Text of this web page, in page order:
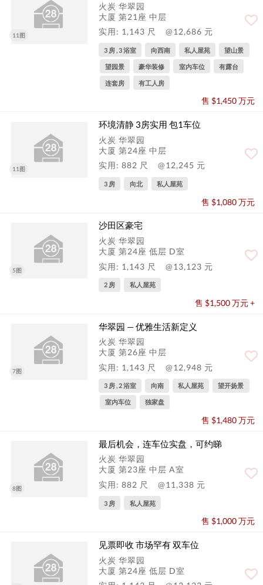
11图
火炭 华翠园
大厦 第21座 中层
实用: 1,143 尺
@12,686 元
3 房 , 3 浴室 向西南 私人屋苑 望山景
望园景 豪华装修 室内车位 有露台
连套房 有工人房
售 $1,450 万元
11图
环境清静 3房实用 包1车位
火炭 华翠园
大厦 第24座 中层
实用: 882 尺
@12,245 元
3 房 向北 私人屋苑
售 $1,080 万元
5图
沙田区豪宅
火炭 华翠园
大厦 第24座 低层 D室
实用: 1,143 尺
@13,123 元
2 房 私人屋苑
售 $1,500 万元 +
7图
华翠园 — 优雅生活新定义
火炭 华翠园
大厦 第26座 中层
实用: 1,143 尺
@12,948 元
3 房 , 2 浴室 向南 私人屋苑 望开扬景
室内车位 独家盘
售 $1,480 万元
8图
最后机会，连车位实盘，可约睇
火炭 华翠园
大厦 第23座 中层 A室
实用: 882 尺
@11,338 元
3 房 私人屋苑
售 $1,000 万元
见票即收 市场罕有 双车位
火炭 华翠园
大厦 第24座 低层 D室